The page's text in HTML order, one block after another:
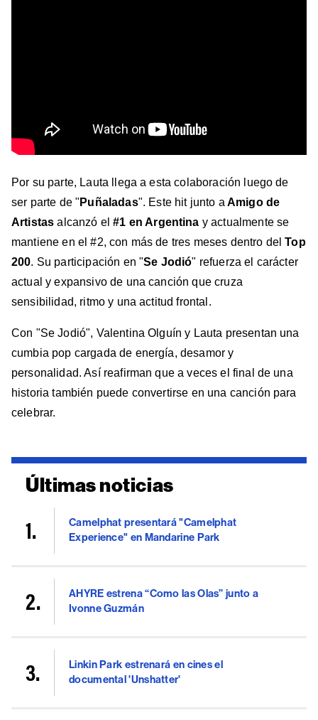
Por su parte, Lauta llega a esta colaboración luego de
ser parte de " Puñaladas". Este hit junto a Amigo de
Artistas alcanzó el#1 en Argentina y actualmente se
mantiene en el #2, con más de tres meses dentro delTop
200. Su participación en "Se Jodió" refuerza el carácter
actual y expansivo de una canción que cruza
sensibilidad, ritmo y una actitud frontal.
Con "Se Jodió", Valentina Olguín y Lauta presentan una
cumbia pop cargada de energía, desamor y
personalidad. Así reafirman que a veces el final de una
historia también puede convertirse en una canción para
celebrar.
Últimas noticias
Camelphat presentará "Camelphat
Experience" en Mandarine Park
AHYRE estrena “Como las Olas” junto a
Ivonne Guzmán
Linkin Park estrenará en cines el
documental 'Unshatter'